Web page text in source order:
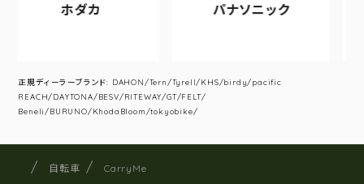
ホダカ パナソニック
正規ディーラーブランド: DAHON/Tern/Tyrell/KHS/birdy/pacific
REACH/DAYTONA/BESV/RITEWAY/GT/FELT/
Beneli/BURUNO/KhodaBloom/tokyobike/
サイト内の現在地
サイクルショップナカゴヤ
自転車 CarryMe